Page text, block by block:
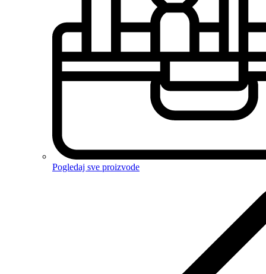
Pogledaj sve proizvode